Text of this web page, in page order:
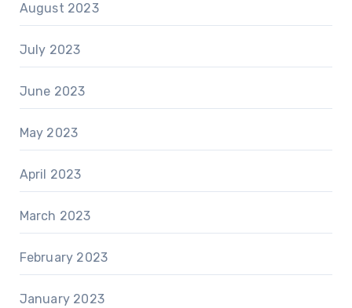
August 2023
July 2023
June 2023
May 2023
April 2023
March 2023
February 2023
January 2023